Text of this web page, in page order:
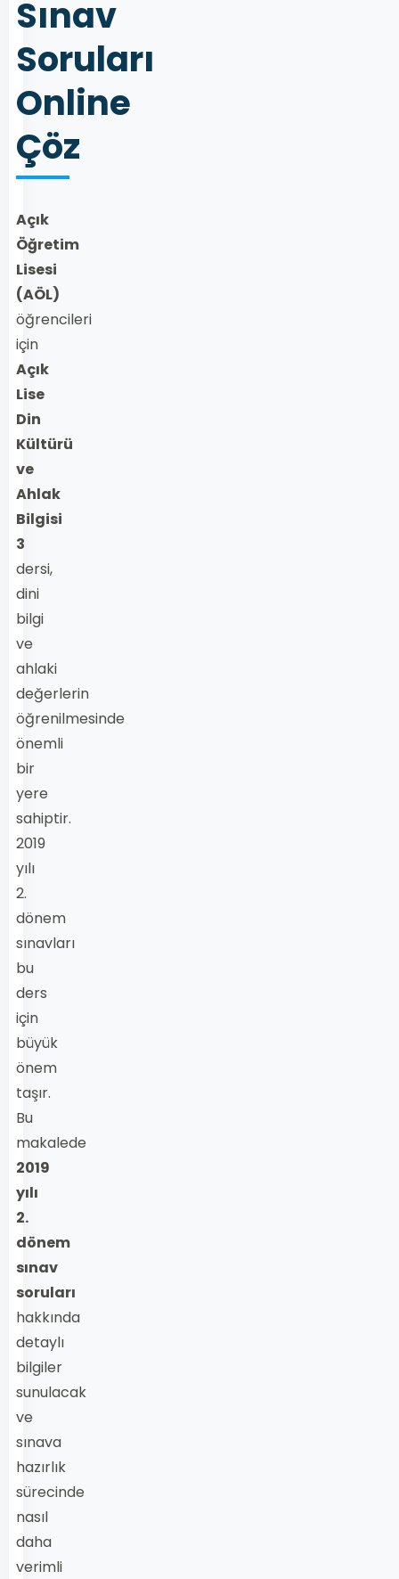
Sınav
Soruları
Online
Çöz
Açık
Öğretim
Lisesi
(AÖL)
öğrencileri
için
Açık
Lise
Din
Kültürü
ve
Ahlak
Bilgisi
3
dersi,
dini
bilgi
ve
ahlaki
değerlerin
öğrenilmesinde
önemli
bir
yere
sahiptir.
2019
yılı
2.
dönem
sınavları
bu
ders
için
büyük
önem
taşır.
Bu
makalede
2019
yılı
2.
dönem
sınav
soruları
hakkında
detaylı
bilgiler
sunulacak
ve
sınava
hazırlık
sürecinde
nasıl
daha
verimli